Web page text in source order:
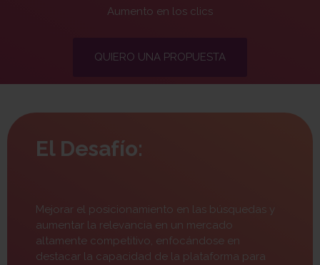
Aumento en los clics
QUIERO UNA PROPUESTA
El Desafío:
Mejorar el posicionamiento en las búsquedas y
aumentar la relevancia en un mercado
altamente competitivo, enfocándose en
destacar la capacidad de la plataforma para